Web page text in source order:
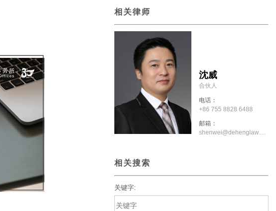
相关律师
沈威
合伙人
电话：
+86 755 8828 6488
邮箱：
shenwei@dehenglaw.com
相关搜索
关键字: